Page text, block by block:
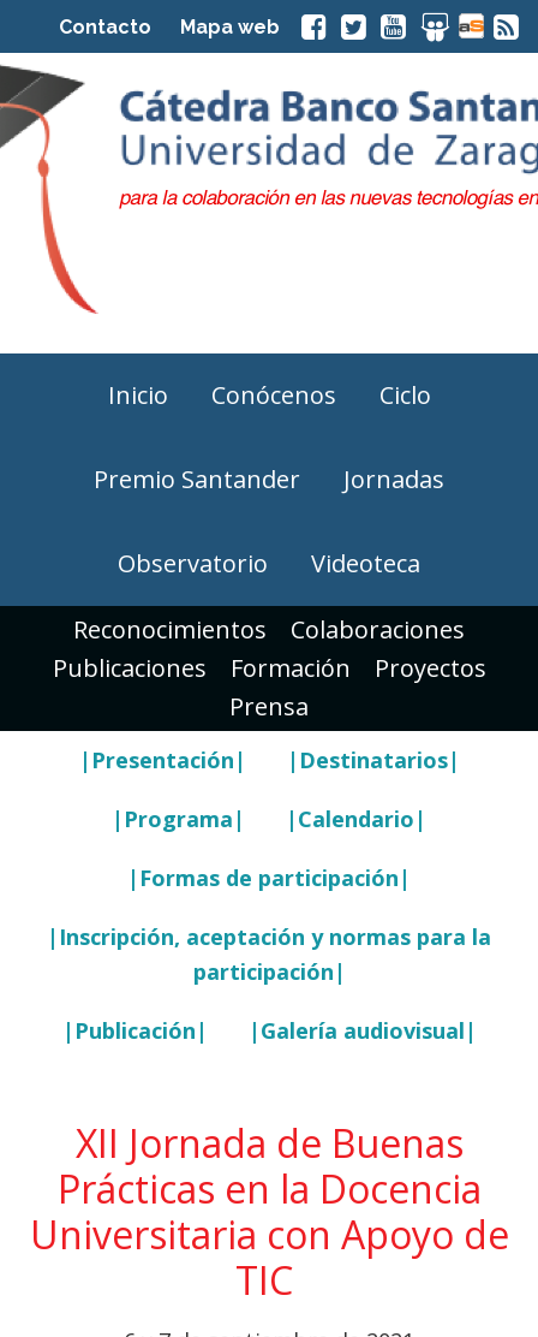
Contacto Mapa web
Inicio Conócenos Ciclo
Premio Santander Jornadas
Observatorio Videoteca
Reconocimientos
Colaboraciones
Publicaciones
Formación
Proyectos
Prensa
|Presentación| |Destinatarios|
|Programa| |Calendario|
|Formas de participación|
|Inscripción, aceptación y normas para la
participación|
|Publicación| |Galería audiovisual|
XII Jornada de Buenas
Prácticas en la Docencia
Universitaria con Apoyo de
TIC